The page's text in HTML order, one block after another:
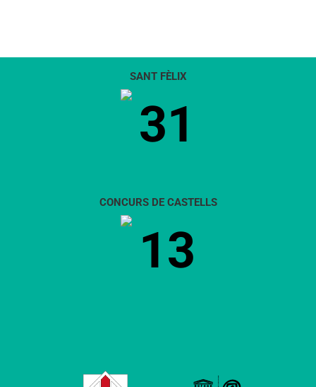
SANT FÈLIX
31
CONCURS DE CASTELLS
13